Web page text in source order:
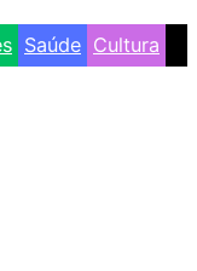
Saúde Cultura